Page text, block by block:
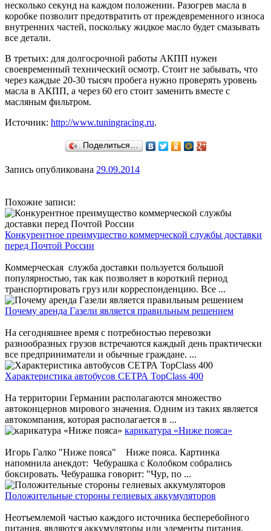
несколько секунд на каждом положении. Разогрев масла в
коробке позволит предотвратить от преждевременного износа
внутренних частей, поскольку жидкое масло будет смазывать
все детали.
В третьих: для долгосрочной работы АКПП нужен
своевременный технический осмотр. Стоит не забывать, что
через каждые 20-30 тысяч пробега нужно проверять уровень
масла в АКПП, а через 60 его стоит заменить вместе с
масляным фильтром.
Источник: http://www.tuningracing.ru.
Поделиться…
Запись опубликована 29.09.2014
Похожие записи:
Конкурентное преимущество коммерческой службы доставки
перед Почтой России
Коммерческая служба доставки пользуется большой
популярностью, так как позволяет в короткий период
транспортировать груз или корреспонденцию. Все ...
Почему аренда Газели является правильным решением
На сегодняшнее время с потребностью перевозки
разнообразных грузов встречаются каждый день практически
все предприниматели и обычные граждане. ...
Характеристика автобусов СЕТРА TopClass 400
На территории Германии располагаются множество
автоконцернов мирового значения. Одним из таких является
автокомпания, которая располагается в ...
карикатура «Ниже пояса»
Игорь Галко "Ниже пояса" Ниже пояса. Картинка
напомнила анекдот: Чебурашка с Колобком собрались
боксировать. Чебурашка говорит: "Чур, по ...
Положительные стороны гелиевых аккумуляторов
Неотъемлемой частью каждого источника бесперебойного
питания, являются аккумуляторы или элементы питания.